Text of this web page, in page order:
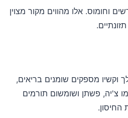
וחומוס. אלו מהווים מקור מצוין
וקשיו מספקים שומנים בריאים,
צ'יה, פשתן ושומשום תורמים
החיסון.